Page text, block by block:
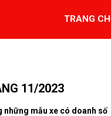
TRANG
11/2023
những mẫu xe có doanh số